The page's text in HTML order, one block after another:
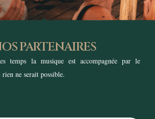
PARTENAIRES
temps la musique est accompagnée par le
rien ne serait possible.